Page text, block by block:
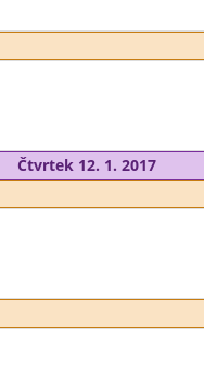
Čtvrtek 12. 1. 2017